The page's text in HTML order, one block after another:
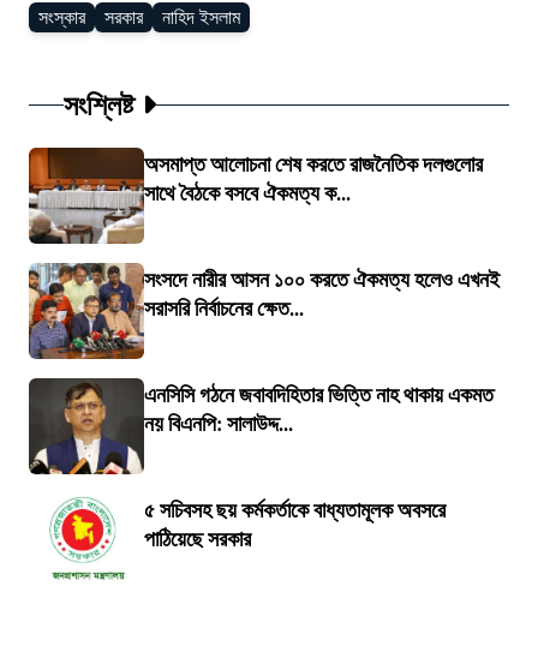
সংস্কার সরকার নাহিদ ইসলাম
সংশ্লিষ্ট
অসমাপ্ত আলোচনা শেষ করতে রাজনৈতিক দলগুলোর
সাথে বৈঠকে বসবে ঐকমত্য ক...
সংসদে নারীর আসন ১০০ করতে ঐকমত্য হলেও এখনই
সরাসরি নির্বাচনের ক্ষেত...
এনসিসি গঠনে জবাবদিহিতার ভিত্তি নাহ থাকায় একমত
নয় বিএনপি: সালাউদ্দ...
৫ সচিবসহ ছয় কর্মকর্তাকে বাধ্যতামূলক অবসরে
পাঠিয়েছে সরকার